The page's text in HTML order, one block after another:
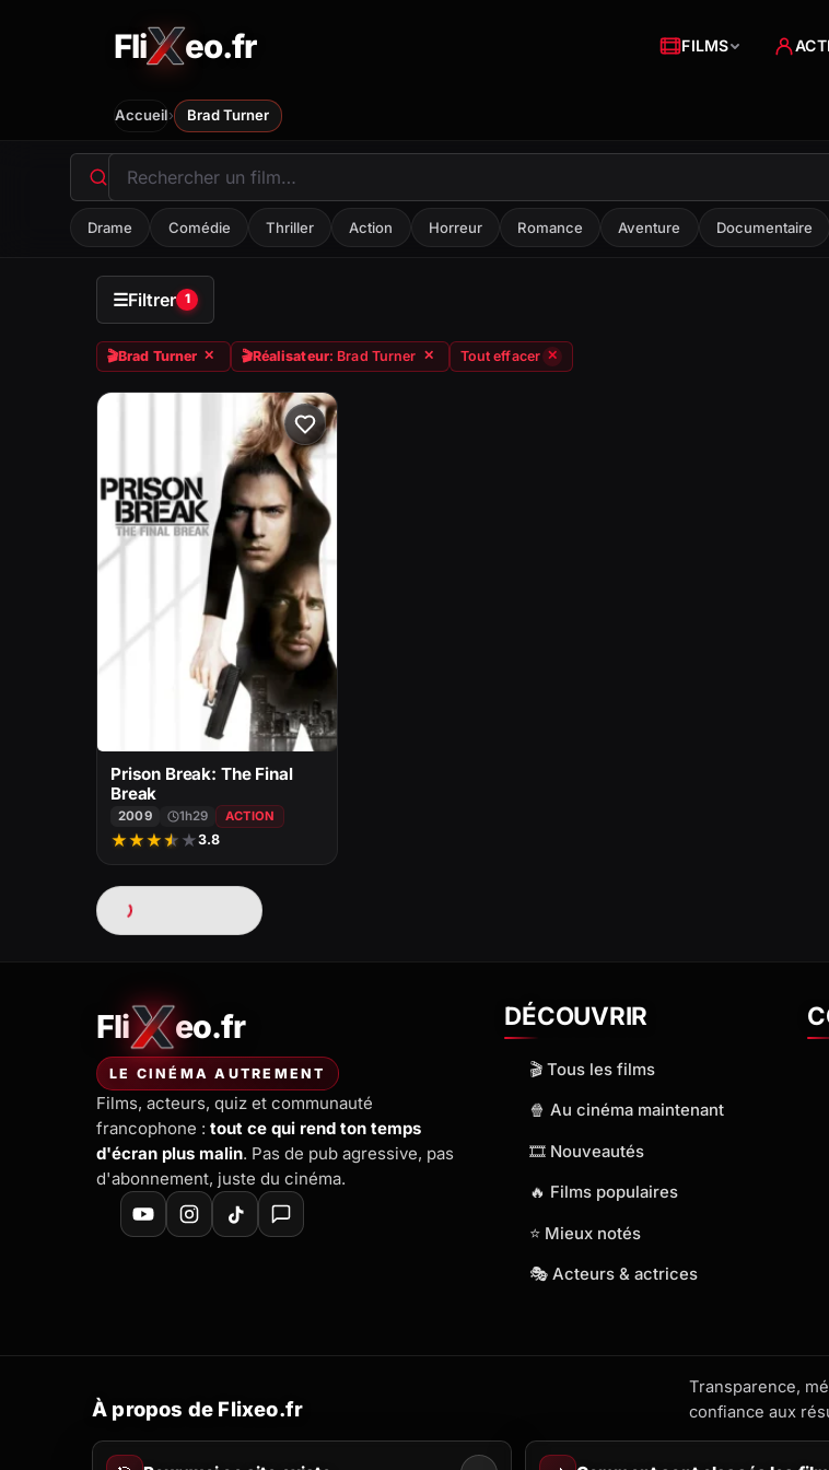
Fli eo.fr
FliXeo.fr
Accueil
FILMS
Accueil› Brad Turner
Drame Comédie Thriller Action Horreur Romance Aventure Documentaire
☰Filtrer 1
🎬Brad Turner ✕ 🎬Réalisateur: Brad Turner ✕ Tout effacer ✕
Prison Break: The Final
Break
2009 1h29 ACTION
★★★★ ★3.8
Chargement…
Fli eo.fr
FliXeo.fr
—
Accueil
LE CINÉMA AUTREMENT
Films, acteurs, quiz et communauté
francophone : tout ce qui rend ton temps
d'écran plus malin. Pas de pub agressive, pas
d'abonnement, juste du cinéma.
DÉCOUVRIR
🎬 Tous les films
🍿 Au cinéma maintenant
🎞️ Nouveautés
🔥 Films populaires
⭐ Mieux notés
🎭 Acteurs & actrices
À propos de Flixeo.fr
Transparence,
confiance aux